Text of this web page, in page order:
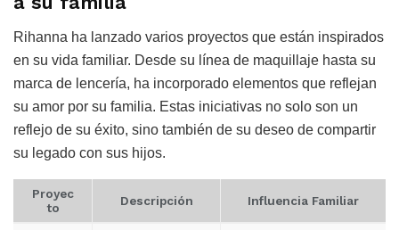
Rihanna ha lanzado varios proyectos que están inspirados
en su vida familiar. Desde su línea de maquillaje hasta su
marca de lencería, ha incorporado elementos que reflejan
su amor por su familia. Estas iniciativas no solo son un
reflejo de su éxito, sino también de su deseo de compartir
su legado con sus hijos.
Proyec
to
Descripción Influencia Familiar